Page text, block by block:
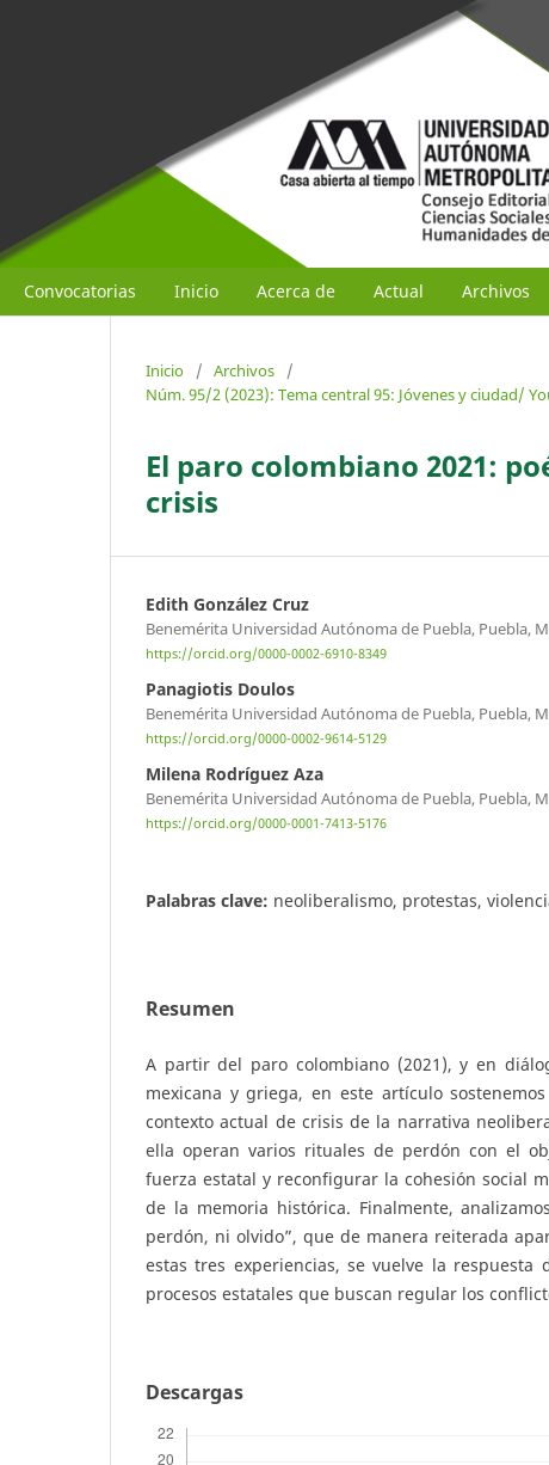
Convocatorias Inicio Acerca de Actual Archivos
Inicio / Archivos
/
Núm. 95/2 (2023): Tema central 95: Jóvenes y ciudad/
El paro colombiano 2021:
crisis
Edith González Cruz
Benemérita Universidad Autónoma de Puebla, Puebla,
https://orcid.org/0000-0002-6910-8349
Panagiotis Doulos
Benemérita Universidad Autónoma de Puebla, Puebla,
https://orcid.org/0000-0002-9614-5129
Milena Rodríguez Aza
Benemérita Universidad Autónoma de Puebla, Puebla,
https://orcid.org/0000-0001-7413-5176
Palabras clave: neoliberalismo, protestas,
Resumen
A partir del paro colombiano (2021), y en
mexicana y griega, en este artículo
contexto actual de crisis de la narrativa
ella operan varios rituales de perdón con el
fuerza estatal y reconfigurar la cohesión social
de la memoria histórica. Finalmente,
perdón, ni olvido”, que de manera reiterada
estas tres experiencias, se vuelve la respuesta
procesos estatales que buscan regular los
Descargas